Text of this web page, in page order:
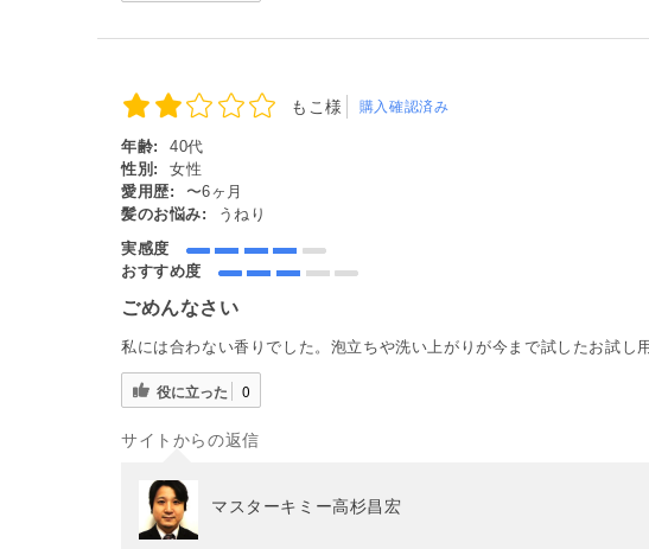
もこ様 購入確認済み
年齢:
40代
性別:
女性
愛用歴:
〜6ヶ月
髪のお悩み:
うねり
実感度
おすすめ度
ごめんなさい
私には合わない香りでした。泡立ちや洗い上がりが今まで試したお試
役に立った 0
サイトからの返信
マスターキミー高杉昌宏